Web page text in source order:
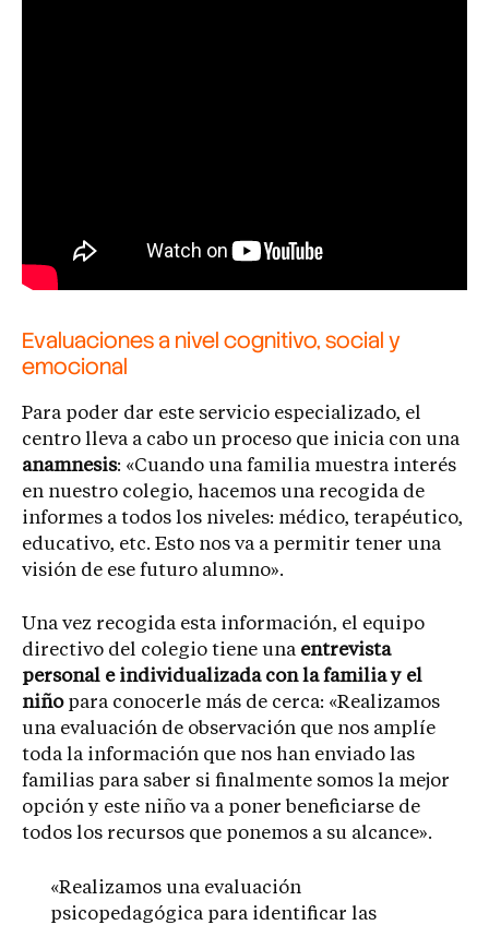
Evaluaciones a nivel cognitivo, social y
emocional
Para poder dar este servicio especializado, el
centro lleva a cabo un proceso que inicia con una
anamnesis: «Cuando una familia muestra interés
en nuestro colegio, hacemos una recogida de
informes a todos los niveles: médico, terapéutico,
educativo, etc. Esto nos va a permitir tener una
visión de ese futuro alumno».
Una vez recogida esta información, el equipo
directivo del colegio tiene una entrevista
personal e individualizada con la familia y el
niñopara conocerle más de cerca: «Realizamos
una evaluación de observación que nos amplíe
toda la información que nos han enviado las
familias para saber si finalmente somos la mejor
opción y este niño va a poner beneficiarse de
todos los recursos que ponemos a su alcance».
«Realizamos una evaluación
psicopedagógica para identificar las